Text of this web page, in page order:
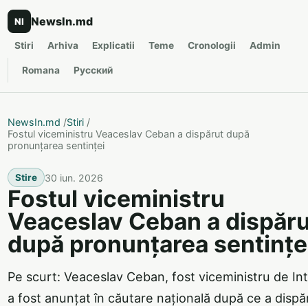
NI NewsIn.md
Stiri Arhiva Explicatii Teme Cronologii Admin
Romana Русский
NewsIn.md /Stiri /
Fostul viceministru Veaceslav Ceban a dispărut după
pronunțarea sentinței
Stire 30 iun. 2026
Fostul viceministru
Veaceslav Ceban a
după pronunțarea
Pe scurt: Veaceslav Ceban, fost viceministru de
a fost anunțat în căutare națională după ce a